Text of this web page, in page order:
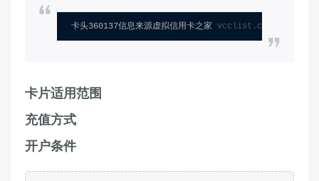
卡头360137信息来源虚拟信用卡之家 vcclist.com
卡片适用范围
充值方式
开户条件